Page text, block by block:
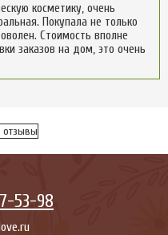
косметику, очень
Покупала не только
Стоимость вполне
заказов на дом, это очень
отзывы
53-98